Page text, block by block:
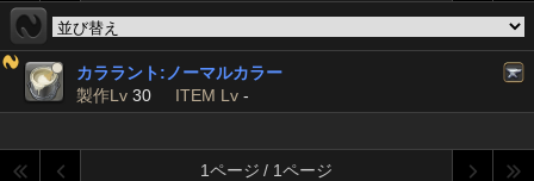
カララント:ノーマルカラー
製作Lv 30 ITEM Lv -
1ページ / 1ページ